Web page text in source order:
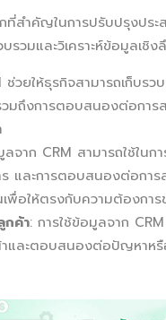
ที่สำคัญในการปรับปรุงป
รวมและวิเคราะห์ข้อมูลเ
ช่วยให้ธุรกิจสามารถเก็บ
ถึงการตอบสนองต่อการส
จาก CRM สามารถใช้ใน
และการตอบสนองต่อการ
พื่อให้ตรงกับความต้องกา
กค้า: การใช้ข้อมูลจาก
ละตอบสนองต่อปัญหาหรื